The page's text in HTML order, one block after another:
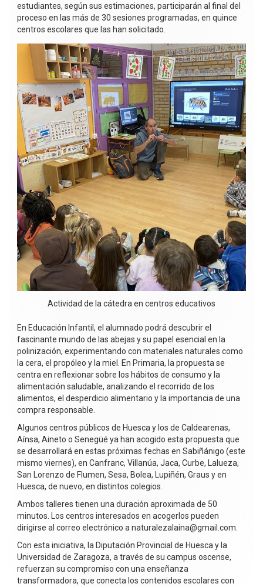
estudiantes, según sus estimaciones, participarán al final del
proceso en las más de 30 sesiones programadas, en quince
centros escolares que las han solicitado.
Actividad de la cátedra en centros educativos
En Educación Infantil, el alumnado podrá descubrir el
fascinante mundo de las abejas y su papel esencial en la
polinización, experimentando con materiales naturales como
la cera, el propóleo y la miel. En Primaria, la propuesta se
centra en reflexionar sobre los hábitos de consumo y la
alimentación saludable, analizando el recorrido de los
alimentos, el desperdicio alimentario y la importancia de una
compra responsable.
Algunos centros públicos de Huesca y los de Caldearenas,
Aínsa, Aineto o Senegüé ya han acogido esta propuesta que
se desarrollará en estas próximas fechas en Sabiñánigo (este
mismo viernes), en Canfranc, Villanúa, Jaca, Curbe, Lalueza,
San Lorenzo de Flumen, Sesa, Bolea, Lupiñén, Graus y en
Huesca, de nuevo, en distintos colegios.
Ambos talleres tienen una duración aproximada de 50
minutos. Los centros interesados en acogerlos pueden
dirigirse al correo electrónico a naturalezalaina@gmail.com.
Con esta iniciativa, la Diputación Provincial de Huesca y la
Universidad de Zaragoza, a través de su campus oscense,
refuerzan su compromiso con una enseñanza
transformadora, que conecta los contenidos escolares con